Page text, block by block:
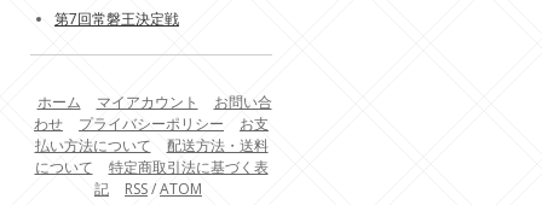
第7回常磐王決定戦
ホーム マイアカウント
お問い合
わせ
プライバシーポリシー
お支
払い方法について
配送方法・送料
について
特定商取引法に基づく表
記
RSS/ATOM